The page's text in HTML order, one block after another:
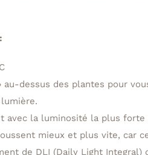
au-dessus des plantes pour
avec la luminosité la plus
mieux et plus vite, car
de DLI (Daily Light Integral)